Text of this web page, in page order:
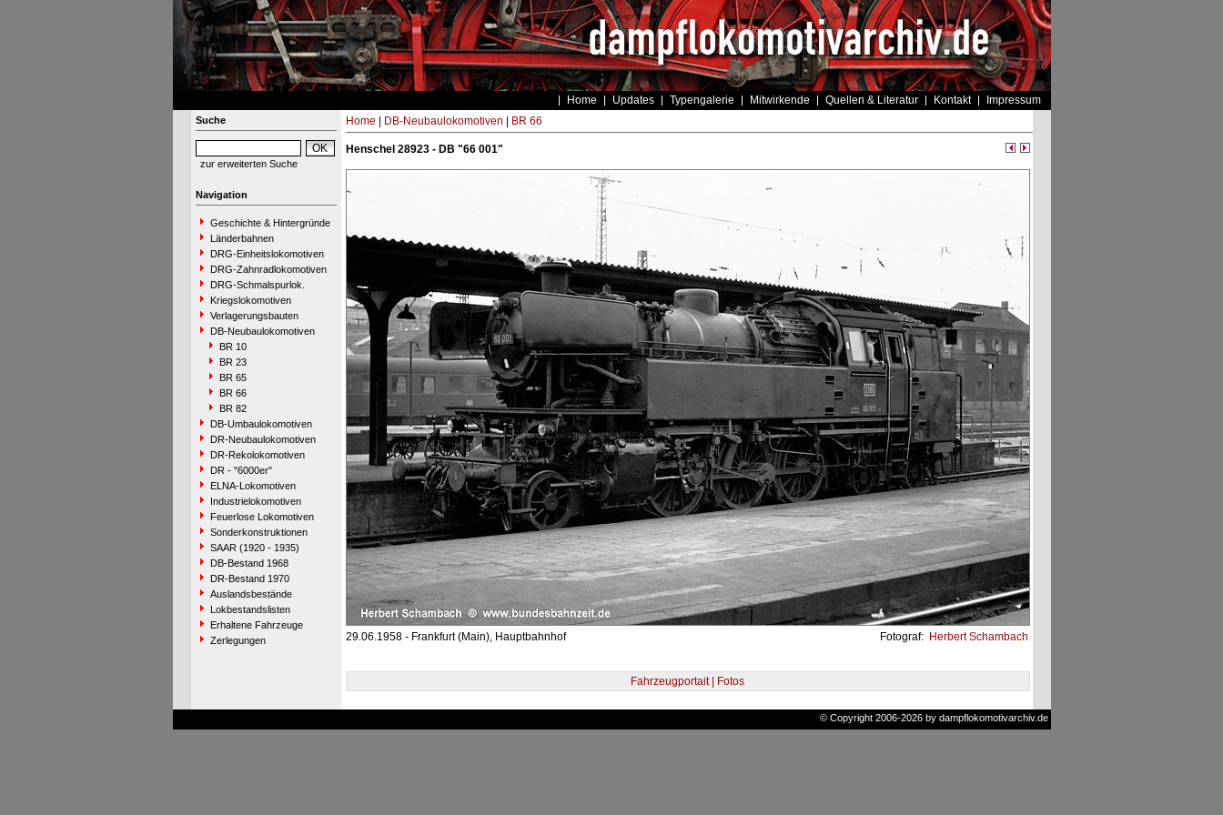
Home Updates Typengalerie Mitwirkende Quellen & Literatur Kontakt Impressum
Suche
zur erweiterten Suche
Navigation
Geschichte & Hintergründe
Länderbahnen
DRG-Einheitslokomotiven
DRG-Zahnradlokomotiven
DRG-Schmalspurlok.
Kriegslokomotiven
Verlagerungsbauten
DB-Neubaulokomotiven
BR 10
BR 23
BR 65
BR 66
BR 82
DB-Umbaulokomotiven
DR-Neubaulokomotiven
DR-Rekolokomotiven
DR - "6000er"
ELNA-Lokomotiven
Industrielokomotiven
Feuerlose Lokomotiven
Sonderkonstruktionen
SAAR (1920 - 1935)
DB-Bestand 1968
DR-Bestand 1970
Auslandsbestände
Lokbestandslisten
Erhaltene Fahrzeuge
Zerlegungen
Home DB-Neubaulokomotiven BR 66
Henschel 28923 - DB "66 001"
29.06.1958 - Frankfurt (Main), Hauptbahnhof Fotograf: Herbert Schambach
Fahrzeugportait | Fotos
© Copyright 2006-2026 by dampflokomotivarchiv.de